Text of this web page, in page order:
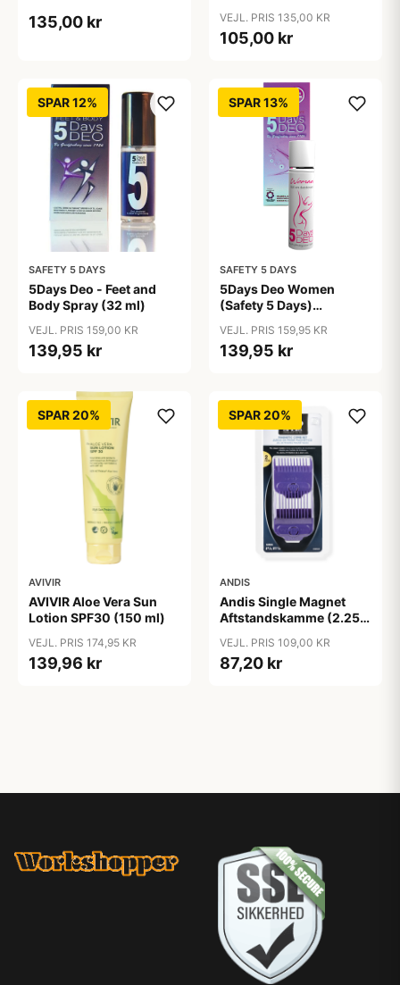
135,00 kr VEJL. PRIS 135,00 KR
105,00 kr
SPAR 12%
SAFETY 5 DAYS
5Days Deo - Feet and
Body Spray (32 ml)
VEJL. PRIS 159,00 KR
139,95 kr
SPAR 13%
SAFETY 5 DAYS
5Days Deo Women
(Safety 5 Days)
VEJL. PRIS 159,95 KR
139,95 kr
SPAR 20%
AVIVIR
AVIVIR Aloe Vera Sun
Lotion SPF30 (150 ml)
VEJL. PRIS 174,95 KR
139,96 kr
SPAR 20%
ANDIS
Andis Single Magnet
Aftstandskamme (2.25
VEJL. PRIS 109,00 KR
87,20 kr